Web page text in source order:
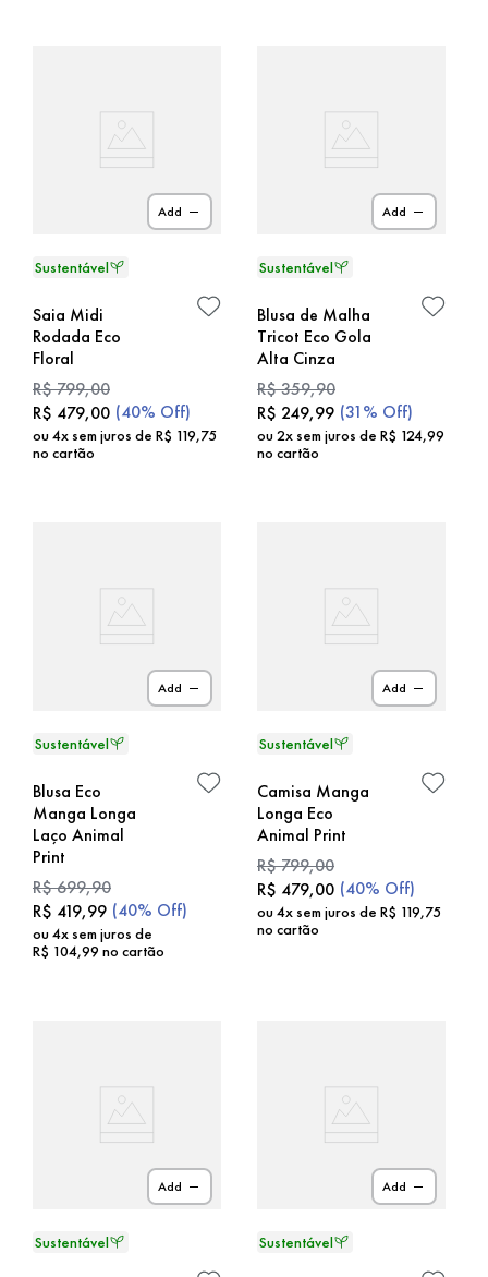
Add
Saia Midi
Rodada Eco
Floral
R$799,00
R$ 479,00 (40% Off)
ou4x sem juros de R$ 119,75
no cartão
Add
Blusa de Malha
Tricot Eco Gola
Alta Cinza
R$359,90
R$ 249,99 (31% Off)
ou2x sem juros de R$ 124,99
no cartão
Add
Blusa Eco
Manga Longa
Laço Animal
Print
R$699,90
R$ 419,99 (40% Off)
ou4x sem juros de
R$ 104,99 no cartão
Add
Camisa Manga
Longa Eco
Animal Print
R$799,00
R$ 479,00 (40% Off)
ou4x sem juros de R$ 119,75
no cartão
Add Add